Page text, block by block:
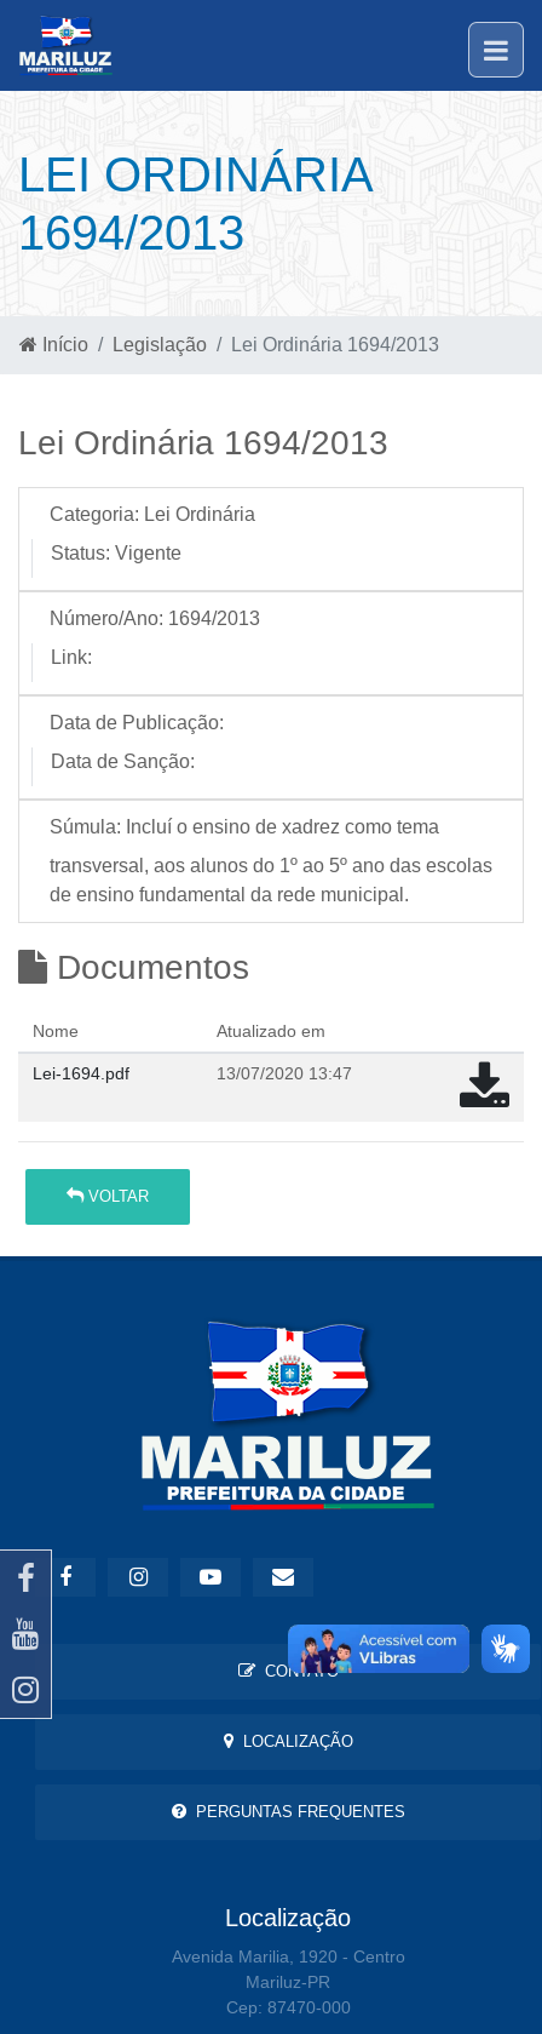
LEI ORDINÁRIA
1694/2013
Início Legislação Lei Ordinária 1694/2013
Lei Ordinária 1694/2013
Categoria: Lei Ordinária
Status: Vigente
Número/Ano: 1694/2013
Link:
Data de Publicação:
Data de Sanção:
Súmula: Incluí o ensino de xadrez como tema
transversal, aos alunos do 1º ao 5º ano das escolas
de ensino fundamental da rede municipal.
Documentos
Nome Atualizado em
Lei-1694.pdf 13/07/2020 13:47
VOLTAR
CONTATO
LOCALIZAÇÃO
PERGUNTAS FREQUENTES
Localização
Avenida Marilia, 1920 - Centro
Mariluz-PR
Cep: 87470-000